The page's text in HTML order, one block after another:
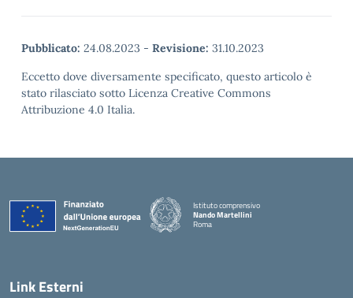
Pubblicato: 24.08.2023 - Revisione: 31.10.2023
Eccetto dove diversamente specificato, questo articolo è
stato rilasciato sotto Licenza Creative Commons
Attribuzione 4.0 Italia.
Istituto comprensivo
Nando Martellini
Roma
Link Esterni